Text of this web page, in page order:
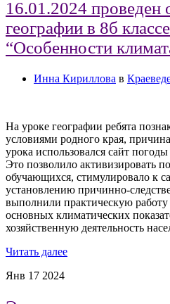
16.01.2024 проведен
географии в 8б
“Особенности
Инна Кириллова в
На уроке географии ребята
условиями родного края,
урока использовался сайт
Это позволило активизировать
обучающихся, стимулировало к
установлению причинно-
выполнили практическую
основных климатических
хозяйственную деятельность
Читать далее
Янв 17 2024